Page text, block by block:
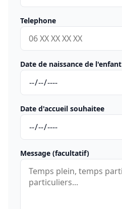
Telephone
Date de naissance de l'enfant
Date d'accueil souhaitee
Message (facultatif)